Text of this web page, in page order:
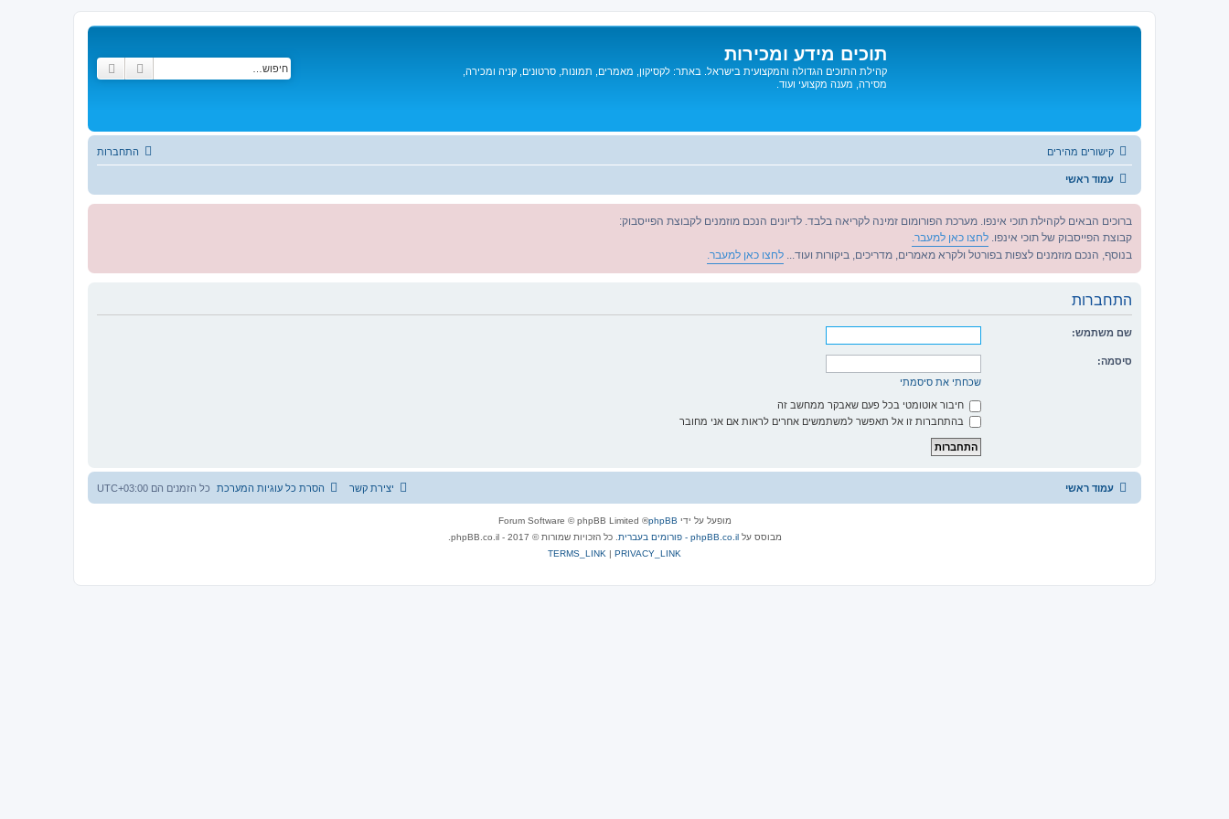
תוכים מידע ומכירות
קהילת התוכים הגדולה והמקצועית בישראל. באתר: לקסיקון, מאמרים, תמונות, סרטונים, קניה ומכירה,
מסירה, מענה מקצועי ועוד.
חיפוש
קישורים מהירים התחברות
עמוד ראשי
ברוכים הבאים לקהילת תוכי אינפו. מערכת הפורומום זמינה לקריאה בלבד. לדיונים הנכם מוזמנים לקבוצת הפייסבוק:
קבוצת הפייסבוק של תוכי אינפו. לחצו כאן למעבר.
בנוסף, הנכם מוזמנים לצפות בפורטל ולקרא מאמרים, מדריכים, ביקורות ועוד... לחצו כאן למעבר.
התחברות
שם משתמש:
סיסמה:
שכחתי את סיסמתי
חיבור אוטומטי בכל פעם שאבקר ממחשב זה
בהתחברות זו אל תאפשר למשתמשים אחרים לראות אם אני מחובר
עמוד ראשי כל הזמנים הם UTC+03:00 הסרת כל עוגיות המערכת יצירת קשר
מופעל על ידי phpBB
® Forum Software © phpBB Limited
מבוסס עלphpBB.co.il - פורומים בעברית
. כל הזכויות שמורות © 2017 - phpBB.co.il.
PRIVACY_LINK
|
TERMS_LINK